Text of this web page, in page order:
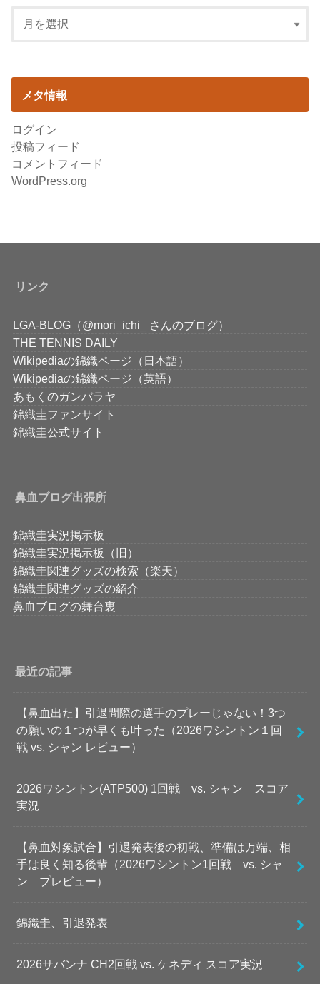
メタ情報
ログイン
投稿フィード
コメントフィード
WordPress.org
リンク
LGA-BLOG（@mori_ichi_ さんのブログ）
THE TENNIS DAILY
Wikipediaの錦織ページ（日本語）
Wikipediaの錦織ページ（英語）
あもくのガンバラヤ
錦織圭ファンサイト
錦織圭公式サイト
鼻血ブログ出張所
錦織圭実況掲示板
錦織圭実況掲示板（旧）
錦織圭関連グッズの検索（楽天）
錦織圭関連グッズの紹介
鼻血ブログの舞台裏
最近の記事
【鼻血出た】引退間際の選手のプレーじゃない！3つ
の願いの１つが早くも叶った（2026ワシントン１回
戦 vs. シャン レビュー）
2026ワシントン(ATP500) 1回戦 vs. シャン スコア
実況
【鼻血対象試合】引退発表後の初戦、準備は万端、相
手は良く知る後輩（2026ワシントン1回戦 vs. シャ
ン プレビュー）
錦織圭、引退発表
2026サバンナ CH2回戦 vs. ケネディ スコア実況